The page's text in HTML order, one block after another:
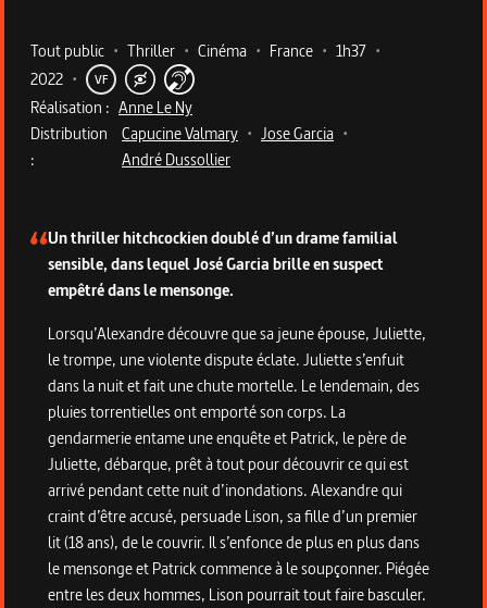
Metadata du programme
Tout public • Thriller • Cinéma • France • 1h37 •
2022 • VF
Réalisation : Anne Le Ny
Distribution
:
Capucine Valmary • Jose Garcia •
André Dussollier
Un thriller hitchcockien doublé d’un drame familial
sensible, dans lequel José Garcia brille en suspect
empêtré dans le mensonge.
Lorsqu’Alexandre découvre que sa jeune épouse, Juliette,
le trompe, une violente dispute éclate. Juliette s’enfuit
dans la nuit et fait une chute mortelle. Le lendemain, des
pluies torrentielles ont emporté son corps. La
gendarmerie entame une enquête et Patrick, le père de
Juliette, débarque, prêt à tout pour découvrir ce qui est
arrivé pendant cette nuit d’inondations. Alexandre qui
craint d’être accusé, persuade Lison, sa fille d’un premier
lit (18 ans), de le couvrir. Il s’enfonce de plus en plus dans
le mensonge et Patrick commence à le soupçonner. Piégée
entre les deux hommes, Lison pourrait tout faire basculer.